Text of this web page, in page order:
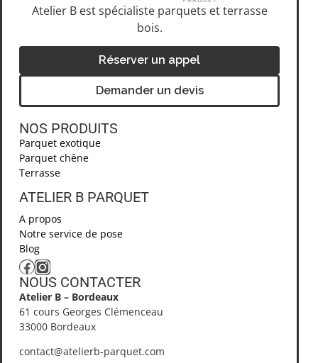
Atelier B est spécialiste parquets et terrasse
bois.
Réserver un appel
Demander un devis
NOS PRODUITS
Parquet exotique
Parquet chêne
Terrasse
ATELIER B PARQUET ​
A propos
Notre service de pose
Blog
NOUS CONTACTER​
Atelier B – Bordeaux
61 cours Georges Clémenceau
33000 Bordeaux
contact@atelierb-parquet.com